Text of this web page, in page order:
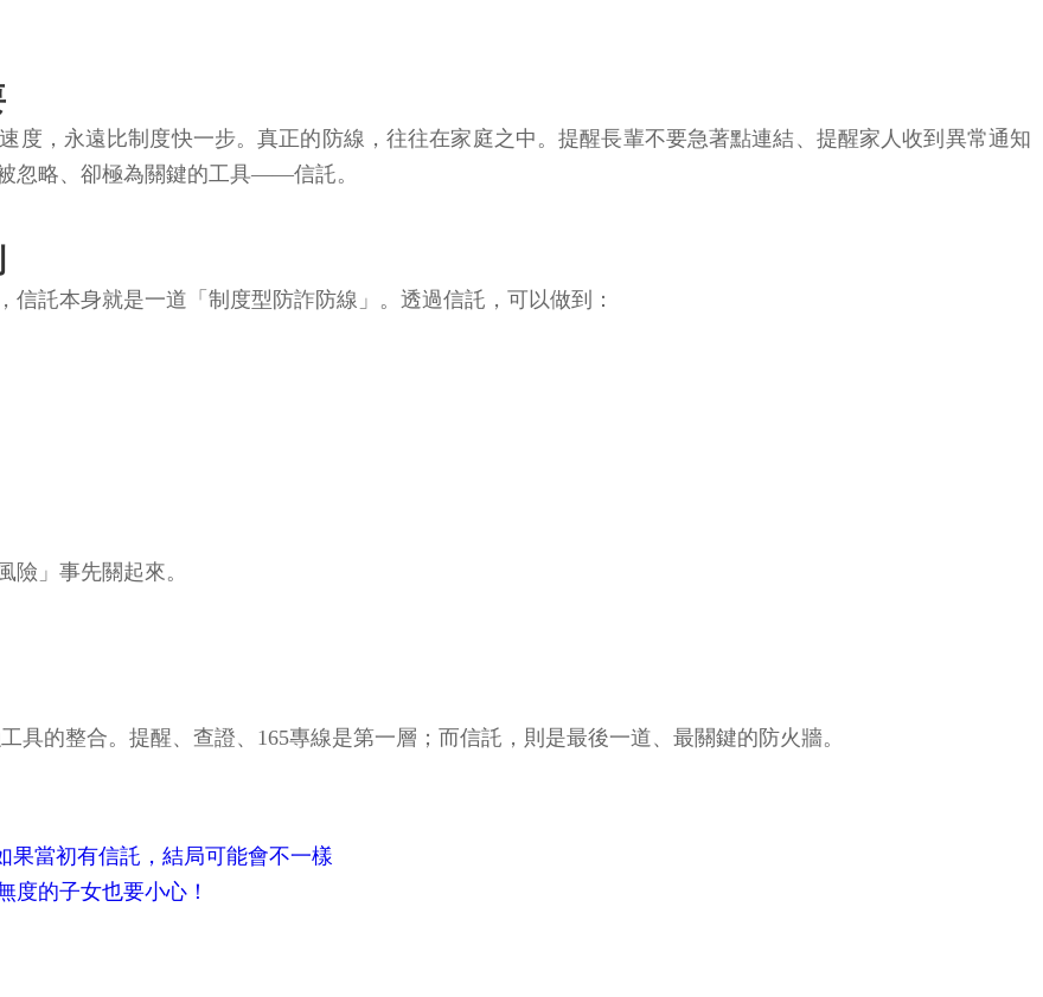
度，永遠比制度快一步。真正的防線，往往在家庭之中。提醒長輩不要急著點連結、提醒家人收到異常通知
忽略、卻極為關鍵的工具——信託。
託本身就是一道「制度型防詐防線」。透過信託，可以做到：
」事先關起來。
具的整合。提醒、查證、165專線是第一層；而信託，則是最後一道、最關鍵的防火牆。
果當初有信託，結局可能會不一樣
度的子女也要小心！